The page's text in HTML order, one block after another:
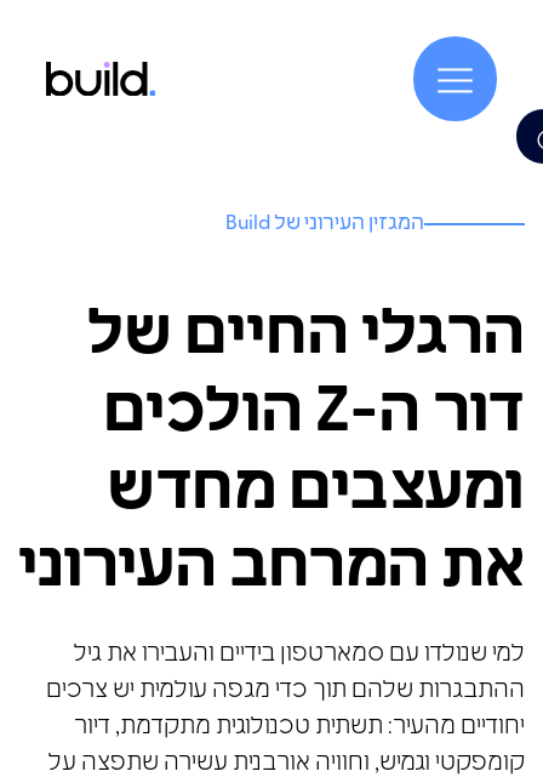
המגזין העירוני של Build
הרגלי החיים של
דור ה-Z הולכים
ומעצבים מחדש
את המרחב העירוני
למי שנולדו עם סמארטפון בידיים והעבירו את גיל
ההתבגרות שלהם תוך כדי מגפה עולמית יש צרכים
יחודיים מהעיר: תשתית טכנולוגית מתקדמת, דיור
קומפקטי וגמיש, וחוויה אורבנית עשירה שתפצה על